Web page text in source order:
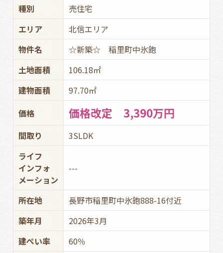
種別
売住宅
エリア
北信エリア
物件名
☆新築☆ 稲里町中氷鉋
土地面積
106.18㎡
建物面積
97.70㎡
価格
価格改定 3,390万円
間取り
3SLDK
ライフ
インフォ
メーション
---
所在地
長野市稲里町中氷鉋888-16付近
築年月
2026年3月
建ぺい率
60％